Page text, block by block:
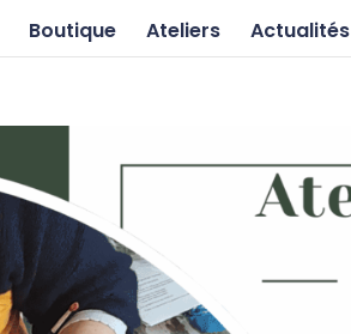
Boutique Ateliers Actualités